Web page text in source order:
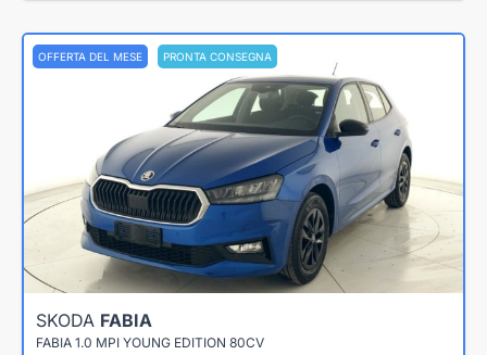
OFFERTA DEL MESE PRONTA CONSEGNA
SKODA FABIA
FABIA 1.0 MPI YOUNG EDITION 80CV